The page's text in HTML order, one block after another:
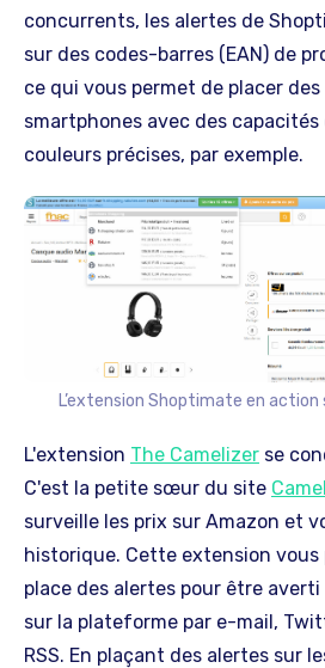
concurrents, les alertes de
sur des codes-barres (EAN) de
ce qui vous permet de placer
smartphones avec des
couleurs précises, par exemple.
L’extension Shoptimate en action
L'extension The Camelizer se
C'est la petite sœur du site
surveille les prix sur Amazon et
historique. Cette extension
place des alertes pour être averti
sur la plateforme par e-mail,
RSS. En plaçant des alertes sur